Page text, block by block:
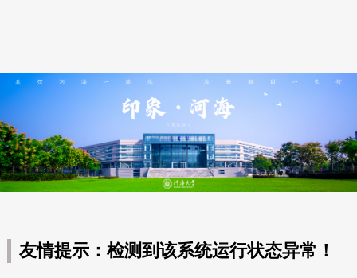
友情提示：检测到该系统运行状态异常！